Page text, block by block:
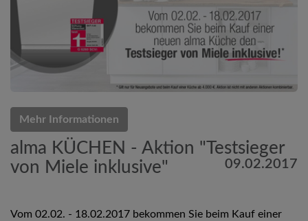
Mehr Informationen
alma KÜCHEN - Aktion "Testsieger
von Miele inklusive"
09.02.2017
Vom 02.02. - 18.02.2017 bekommen Sie beim Kauf einer